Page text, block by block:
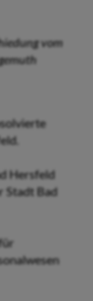
vom
Hersfeld
Stadt Bad